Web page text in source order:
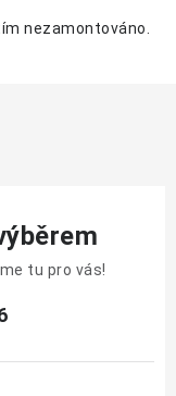
nezamontováno.
tu pro vás!